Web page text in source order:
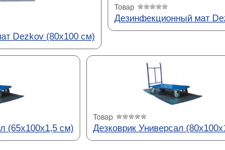
Dezkov (80х100 см)
Товар
Дезинфекционный мат
(65х100х1,5 см)
Товар
Дезковрик Универсал